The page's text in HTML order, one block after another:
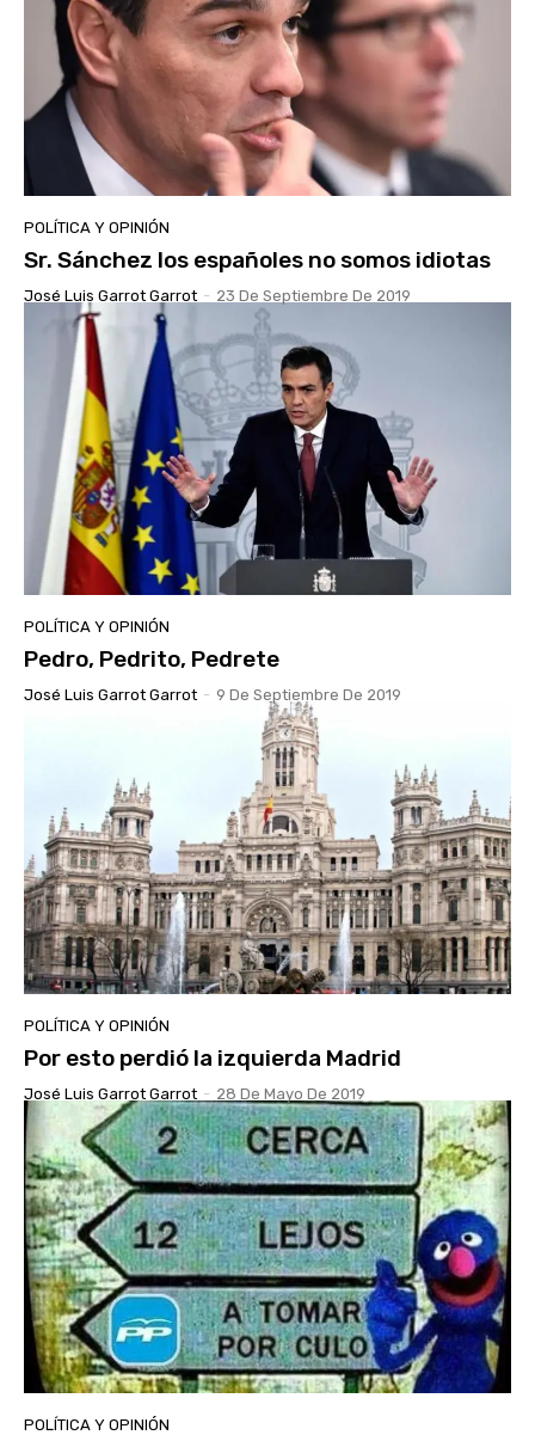
POLÍTICA Y OPINIÓN
Sr. Sánchez los españoles no somos idiotas
José Luis Garrot Garrot - 23 De Septiembre De 2019
POLÍTICA Y OPINIÓN
Pedro, Pedrito, Pedrete
José Luis Garrot Garrot - 9 De Septiembre De 2019
POLÍTICA Y OPINIÓN
Por esto perdió la izquierda Madrid
José Luis Garrot Garrot - 28 De Mayo De 2019
POLÍTICA Y OPINIÓN